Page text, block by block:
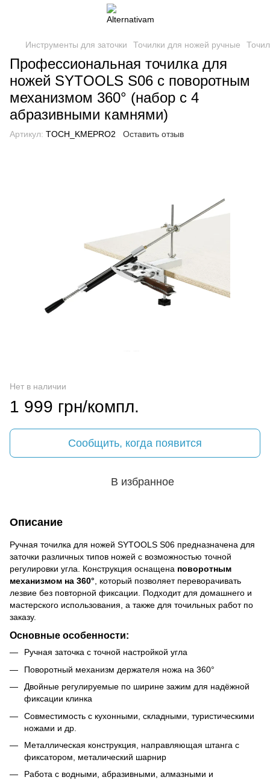
Инструменты для заточки Точилки для ножей ручные
Профессиональная точилка для
ножей SYTOOLS S06 с поворотным
механизмом 360° (набор с 4
абразивными камнями)
Артикул: TOCH_KMEPRO2 Оставить отзыв
Нет в наличии
1 999 грн/компл.
Сообщить, когда появится
В избранное
Описание
Ручная точилка для ножей SYTOOLS S06 предназначена для
заточки различных типов ножей с возможностью точной
регулировки угла. Конструкция оснащена поворотным
механизмом на 360° , который позволяет переворачивать
лезвие без повторной фиксации. Подходит для домашнего и
мастерского использования, а также для точильных работ по
заказу.
Основные особенности:
Ручная заточка с точной настройкой угла
Поворотный механизм держателя ножа на 360°
Двойные регулируемые по ширине зажим для надёжной
фиксации клинка
Совместимость с кухонными, складными, туристическими
ножами и др.
Металлическая конструкция, направляющая штанга с
фиксатором, металический шарнир
Работа с водными, абразивными, алмазными и